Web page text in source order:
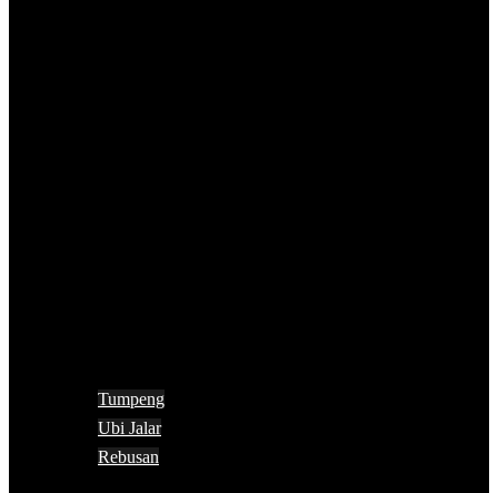
Tumpeng
Ubi Jalar
Rebusan